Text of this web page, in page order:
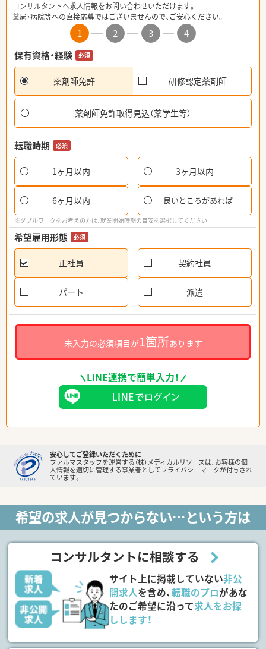
コンサルタントへ求人情報をお問い合わせいただけます。
薬局・病院等への直接応募ではございませんので、ご安心ください。
1 2 3
4
保有資格・経験
必須
薬剤師免許 研修認定薬剤師
薬剤師免許取得見込（薬学生等）
転職時期 必須
1ヶ月以内 3ヶ月以内
6ヶ月以内 良いところがあれば
※ダブルワークをお考えの方は、就業開始時期の目安を選択してください
希望雇用形態 必須
正社員 契約社員
パート 派遣
未入力の必須項目が1箇所あります
LINE連携で簡単入力！
安心してご登録いただくために
ファルマスタッフを運営する（株）メディカルリソースは、お客様の個
人情報を適切に管理する事業者としてプライバシーマークが付与され
ています。
希望の求人が見つからない…という方は
コンサルタントに相談する
サイト上に掲載していない非公
開求人を含め、転職のプロがあな
たのご希望に沿って求人をお探
しします！